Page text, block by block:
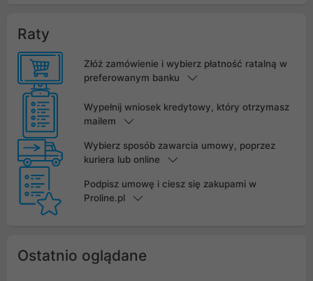
Raty
Złóż zamówienie i wybierz płatność ratalną w
preferowanym banku
Wypełnij wniosek kredytowy, który otrzymasz
mailem
Wybierz sposób zawarcia umowy, poprzez
kuriera lub online
Podpisz umowę i ciesz się zakupami w
Proline.pl
Ostatnio oglądane